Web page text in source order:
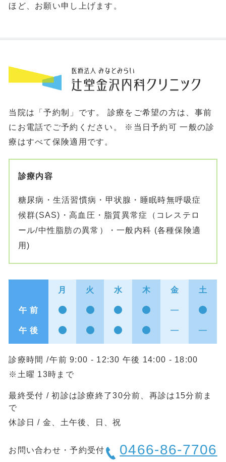
ほど、お願い申し上げます。
当院は「予約制」です。 診療をご希望の方は、事前
にお電話でご予約ください。 ※当日予約可一般の診
療はすべて保険適用です。
診療内容
糖尿病・生活習慣病・甲状腺・睡眠時無呼吸症
候群(SAS)・高血圧・脂質異常症（コレステロ
ール/中性脂肪の異常）・一般内科 (各種保険適
用)
月 火 水 木 金 土
午 前
午 後
診療時間 /午前 9:00 - 12:30 午後 14:00 - 18:00
※土曜 13時まで
最終受付 / 初診は診療終了30分前、再診は15分前ま
で
休診日 / 金、土午後、日、祝
お問い合わせ・予約受付 0466-86-7706